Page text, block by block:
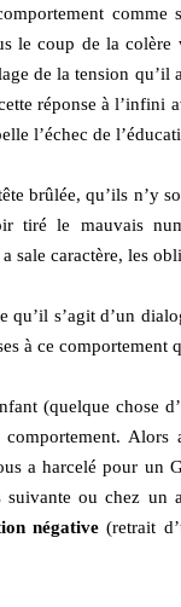
le coup de la
de la tension
réponse à l’infini
l’échec de
brûlée, qu’ils n’y
tiré le mauvais
sale caractère, les
qu’il s’agit d’un
à ce comportement
(quelque chose
a harcelé pour un
ou chez un
négative(retrait